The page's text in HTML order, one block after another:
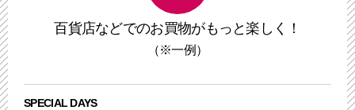
百貨店などでのお買物がもっと楽しく！
（※一例）
SPECIAL DAYS